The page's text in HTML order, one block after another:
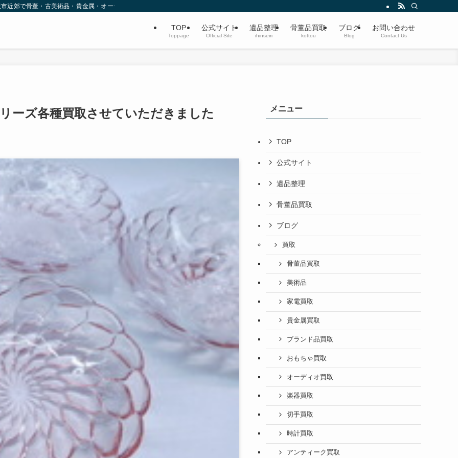
近郊で骨董・古美術品・貴金属・オーディオなど不用品買取を行っています。遺品整理・生前整理・蔵の整理・空き家整理〜ブランド品、切手、楽器、時計、
TOP
Toppage
公式サイト
Official Site
遺品整理
ihinseiri
骨董品買取
kottou
ブログ
Blog
お問い合わせ
Contact Us
ーズ各種買取させていただきました メニュー
TOP
公式サイト
遺品整理
骨董品買取
ブログ
買取
骨董品買取
美術品
家電買取
貴金属買取
ブランド品買取
おもちゃ買取
オーディオ買取
楽器買取
切手買取
時計買取
アンティーク買取